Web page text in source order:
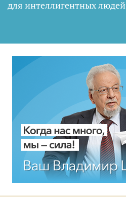
для интеллигентных людей